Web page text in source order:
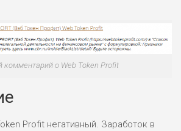
комментарий о Web Token Profit
Profit негативный. Заработок в